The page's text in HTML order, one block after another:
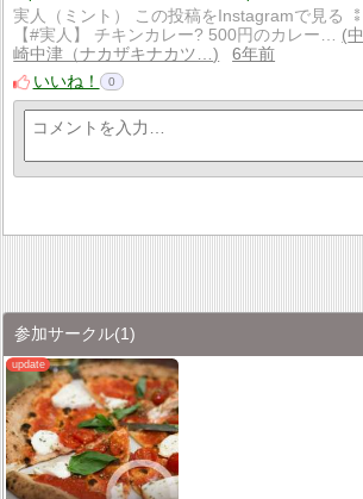
実人（ミント） この投稿をInstagramで見る ⁑
【#実人】 チキンカレー? 500円のカレー…
中
崎中津（ナカザキナカツ…
6年前
いいね！
0
参加サークル(1)